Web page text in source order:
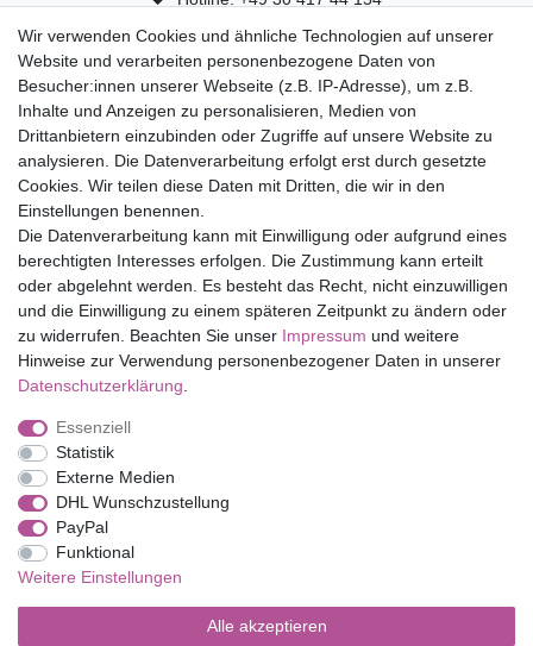
30 Tage Rückgaberecht
Versandfrei ab 75 € in Deutschland
Top Marken
Eduplay
Folia Bringmann
Shop
Mein Konto
Service
Versandkosten
Impressum
Barrierefreiheitserklärung
Vertrag widerrufen
Wir verwenden Cookies und ähnliche Technologien auf unserer
Website und verarbeiten personenbezogene Daten von
Besucher:innen unserer Webseite (z.B. IP-Adresse), um z.B.
Inhalte und Anzeigen zu personalisieren, Medien von
Drittanbietern einzubinden oder Zugriffe auf unsere Website zu
analysieren. Die Datenverarbeitung erfolgt erst durch gesetzte
Cookies. Wir teilen diese Daten mit Dritten, die wir in den
Einstellungen benennen.
Die Datenverarbeitung kann mit Einwilligung oder aufgrund eines
berechtigten Interesses erfolgen. Die Zustimmung kann erteilt
oder abgelehnt werden. Es besteht das Recht, nicht einzuwilligen
und die Einwilligung zu einem späteren Zeitpunkt zu ändern oder
zu widerrufen. Beachten Sie unser Impressum und weitere
Hinweise zur Verwendung personenbezogener Daten in unserer
Daten­schutz­erklärung
Essenziell
Statistik
Externe Medien
DHL Wunschzustellung
PayPal
Funktional
Weitere Einstellungen
Alle akzeptieren